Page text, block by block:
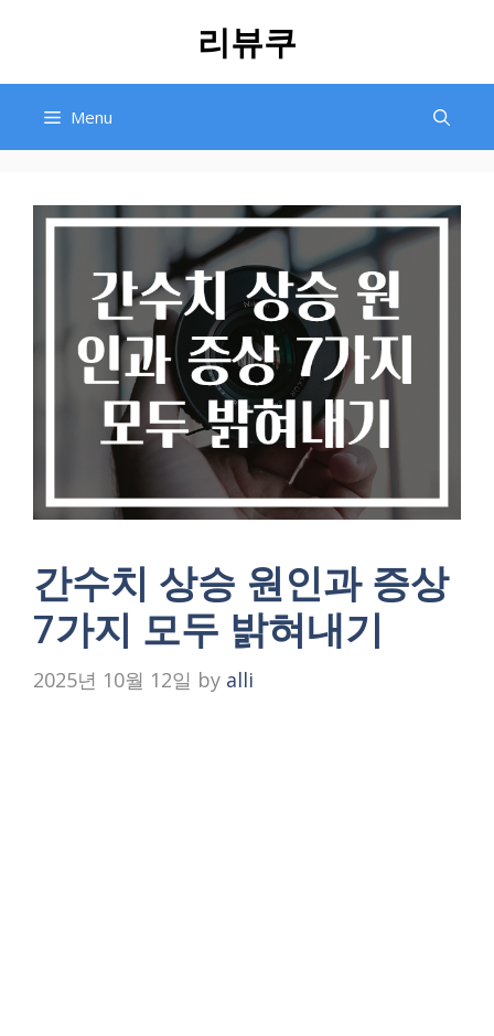
리뷰쿠
Menu
간수치 상승 원인과 증상
7가지 모두 밝혀내기
2025년 10월 12일 by alli